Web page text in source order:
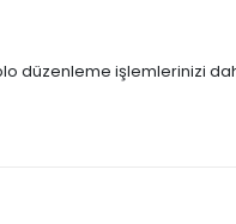
düzenleme işlemlerinizi